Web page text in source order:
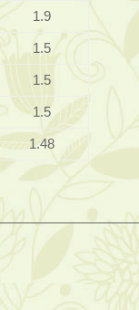
1.9
1.5
1.5
1.5
1.48